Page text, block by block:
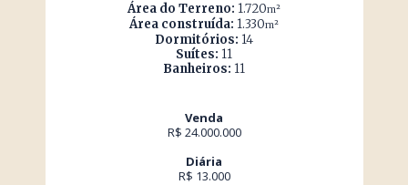
Área do Terreno: 1.720m²
Área construída: 1.330m²
Dormitórios: 14
Suítes: 11
Banheiros: 11
Venda
R$ 24.000.000
Diária
R$ 13.000